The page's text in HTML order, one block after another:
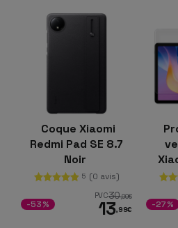
Coque Xiaomi
Redmi Pad SE 8.7
Noir
5 (0 avis)
PVC30,00€
13,99€
-53% -27%